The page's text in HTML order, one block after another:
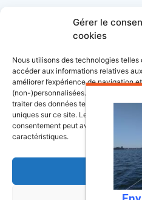
Gérer le
cookies
Nous utilisons des technologies
accéder aux informations relatives
améliorer l’expérience de navigation
(non-)personnalisées. Consentir à
traiter des données telles que le
uniques sur ce site. Le fait de ne pas
consentement peut avoir un effet
caractéristiques.
librairie maritime
le trek et le raid
BoatingAds, le site
européen